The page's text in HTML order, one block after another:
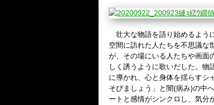
壮大な物語を語り始めるよう
空間に訪れた人たちを不思議な
が、その場にいる人たちや画
しく誘うように歌いだした。物
に導かれ、心と身体を揺らすシ
そびましょう」と闇(病み)の中
ートと感情がシンクロし、気分